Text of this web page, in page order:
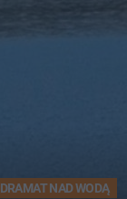
DRAMAT NAD WODĄ